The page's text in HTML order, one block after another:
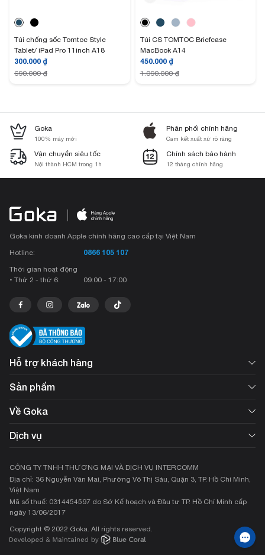
Túi chống sốc Tomtoc Style
Tablet/ iPad Pro 11inch A18
300.000 ₫
690.000₫
Túi CS TOMTOC Briefcase
MacBook A14
450.000 ₫
1.090.000₫
Goka
100% máy mới
Phân phối chính hãng
Cam kết xuất xứ rõ ràng
Vận chuyển siêu tốc
Nội thành HCM trong 1h
Chính sách bảo hành
12 tháng chính hãng
Goka kinh doanh Apple chính hãng cao cấp tại Việt Nam
Hotline:
0866 105 107
Thời gian hoạt động
• Thứ 2 - thứ 6:
09:00 - 17:00
Hỗ trợ khách hàng
Sản phẩm
Về Goka
Dịch vụ
CÔNG TY TNHH THƯƠNG MẠI VÀ DỊCH VỤ INTERCOMM
Địa chỉ: 36 Nguyễn Văn Mai, Phường Võ Thị Sáu, Quận 3, TP. Hồ Chí Minh,
Việt Nam
Mã số thuế: 0314454597 do Sở Kế hoạch và Đầu tư TP. Hồ Chí Minh cấp
ngày 13/06/2017
Copyright © 2022 Goka. All rights reserved.